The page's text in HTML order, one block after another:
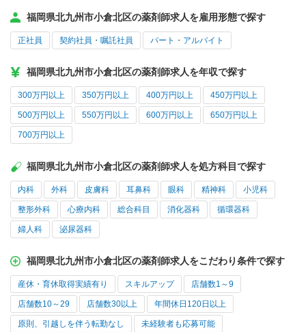
福岡県北九州市小倉北区の薬剤師求人を雇用形態で探す
正社員 契約社員・嘱託社員 パート・アルバイト
福岡県北九州市小倉北区の薬剤師求人を年収で探す
300万円以上 350万円以上 400万円以上 450万円以上
500万円以上 550万円以上 600万円以上 650万円以上
700万円以上
福岡県北九州市小倉北区の薬剤師求人を処方科目で探す
内科 外科 皮膚科 耳鼻科 眼科 精神科 小児科
整形外科 心療内科 総合科目 消化器科 循環器科
婦人科 泌尿器科
福岡県北九州市小倉北区の薬剤師求人をこだわり条件で探す
産休・育休取得実績有り スキルアップ 店舗数1～9
店舗数10～29 店舗数30以上 年間休日120日以上
原則、引越しを伴う転勤なし 未経験者も応募可能